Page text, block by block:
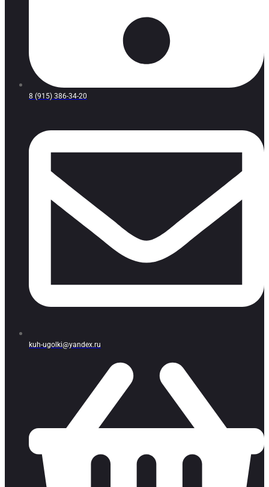
8 (915) 386-34-20
kuh-ugolki@yandex.ru